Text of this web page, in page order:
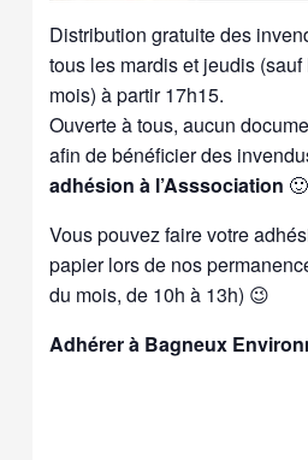
Distribution gratuite des
tous les mardis et jeudis
mois) à partir 17h15.
Ouverte à tous, aucun
afin de bénéficier des
adhésion à l’Asssociation 🙂
Vous pouvez faire votre
papier lors de nos
du mois, de 10h à 13h) 😉
Adhérer à Bagneux